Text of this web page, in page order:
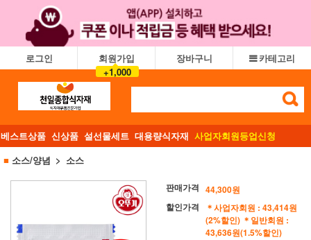
로그인
회원가입
+1,000
장바구니 카테고리
베스트상품 신상품 설선물세트 대용량식자재 사업자회원등업신청
■ 소스/양념 소스
판매가격 44,300원
할인가격
＊사업자회원 : 43,414원
(2%할인) ＊일반회원 :
43,636원(1.5%할인)